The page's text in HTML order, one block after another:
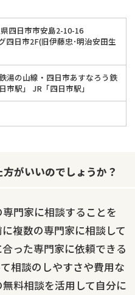
四日市市安島2-10-16
四日市2F(旧伊藤忠･明治安田生
湯の山線・四日市あすなろう鉄
市駅」 JR「四日市駅」
がいいのでしょうか？
門家に相談することを
複数の専門家に相談して
った専門家に依頼できる
相談のしやすさや費用な
料相談を活用して自分に